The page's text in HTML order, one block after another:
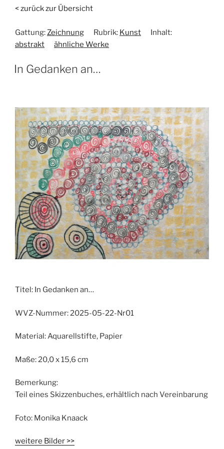
< zurück zur Übersicht
Gattung: Zeichnung Rubrik: Kunst
Inhalt:
abstrakt
ähnliche Werke
In Gedanken an…
Titel: In Gedanken an…
WVZ-Nummer: 2025-05-22-Nr01
Material:Aquarellstifte, Papier
Maße: 20,0 x 15,6 cm
Bemerkung:
Teil eines Skizzenbuches, erhältlich nach Vereinbarung
Foto: Monika Knaack
weitere Bilder >>